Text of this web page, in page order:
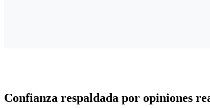
Confianza respaldada por opiniones